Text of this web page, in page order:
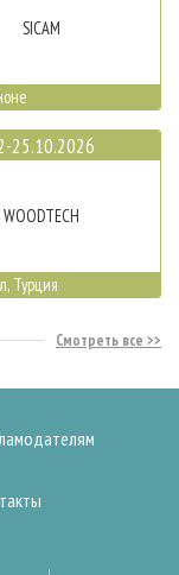
SICAM
25.10.2026
WOODTECH
Турция
Смотреть все